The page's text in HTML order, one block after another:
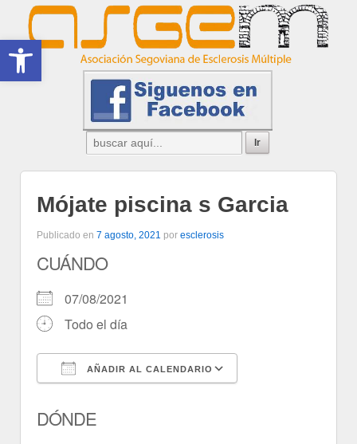
Abrir barra de herramientas
Mójate piscina s Garcia
Publicado en 7 agosto, 2021 por esclerosis
CUÁNDO
07/08/2021
Todo el día
AÑADIR AL CALENDARIO
DÓNDE